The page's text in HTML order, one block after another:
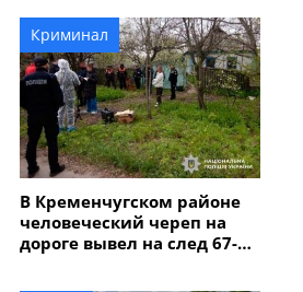
Криминал
В Кременчугском районе
человеческий череп на
дороге вывел на след 67-